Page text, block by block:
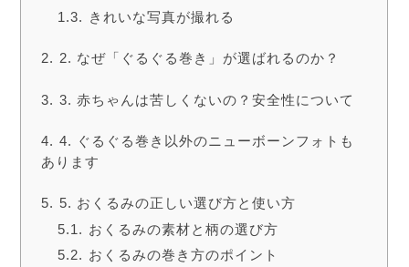
きれいな写真が撮れる
2. なぜ「ぐるぐる巻き」が選ばれるのか？
3. 赤ちゃんは苦しくないの？安全性について
4. ぐるぐる巻き以外のニューボーンフォトも
あります
5. おくるみの正しい選び方と使い方
おくるみの素材と柄の選び方
おくるみの巻き方のポイント